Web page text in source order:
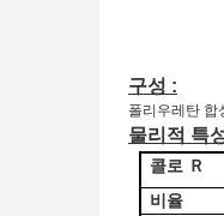
구성 :
폴리우레탄 합
물리적 특
콜로 Ｒ
비율